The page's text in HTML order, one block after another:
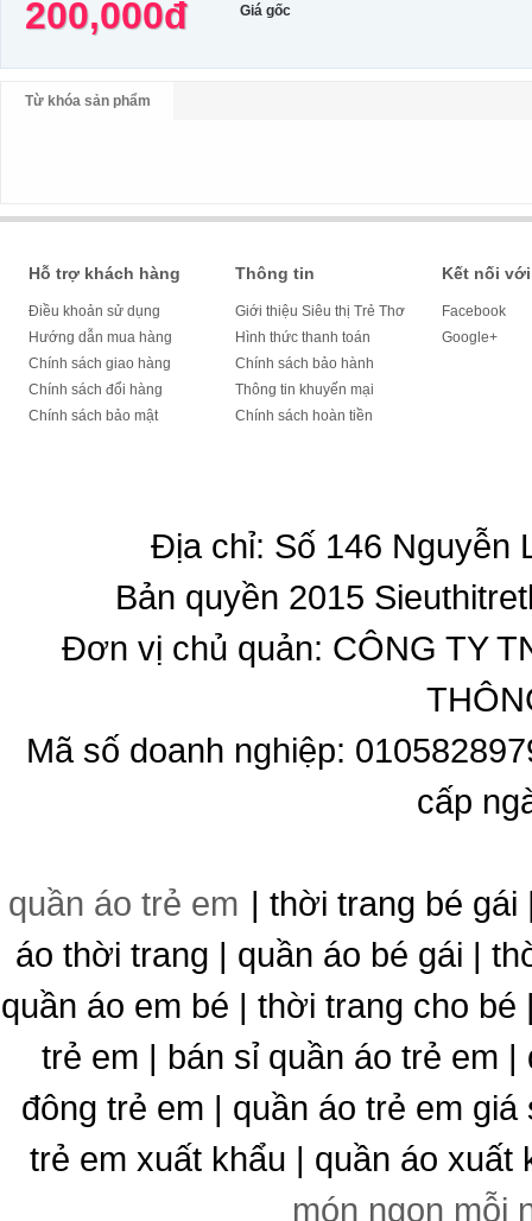
200,000đ Giá gốc
Từ khóa sản phẩm
Hỗ trợ khách hàng
Điều khoản sử dụng
Hướng dẫn mua hàng
Chính sách giao hàng
Chính sách đổi hàng
Chính sách bảo mật
Thông tin
Giới thiệu Siêu thị Trẻ Thơ
Hình thức thanh toán
Chính sách bảo hành
Thông tin khuyến mại
Chính sách hoàn tiền
Kết nối
Facebook
Google+
Địa chỉ: Số 146 Nguyễn
Bản quyền 2015
Đơn vị chủ quản: CÔNG TY
Mã số doanh nghiệp:
cấp
quần áo trẻ em | thời trang bé gái
áo thời trang | quần áo bé gái |
quần áo em bé | thời trang cho
trẻ em | bán sỉ quần áo trẻ em
đông trẻ em | quần áo trẻ em
trẻ em xuất khẩu | quần áo xuất
món ngon mỗi